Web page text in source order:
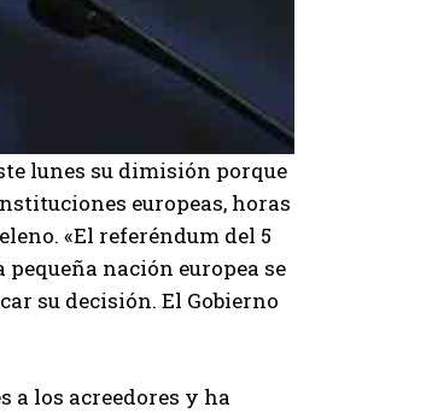
lunes su dimisión porque
europeas, horas
«El referéndum del 5
nación europea se
su decisión. El Gobierno
a los acreedores y ha